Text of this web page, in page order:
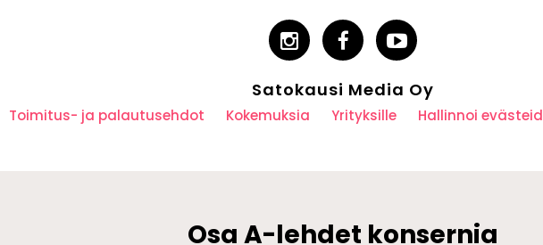
Satokausi Media Oy
Toimitus- ja palautusehdot Kokemuksia Yrityksille Hallinnoi
Osa A-lehdet konsernia